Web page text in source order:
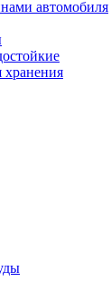
автомобиля
хранения